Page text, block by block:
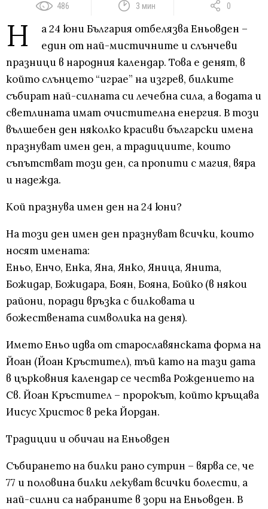
486 3 мин 0
Н
а 24 юни България отбелязва Еньовден –
един от най-мистичните и слънчеви
празници в народния календар. Това е денят, в
който слънцето “играе” на изгрев, билките
събират най-силната си лечебна сила, а водата и
светлината имат очистителна енергия. В този
вълшебен ден няколко красиви български имена
празнуват имен ден, а традициите, които
съпътстват този ден, са пропити с магия, вяра
и надежда.
Кой празнува имен ден на 24 юни?
На този ден имен ден празнуват всички, които
носят имената:
Еньо, Енчо, Енка, Яна, Янко, Яница, Янита,
Божидар, Божидара, Боян, Бояна, Бойко (в някои
райони, поради връзка с билковата и
божествената символика на деня).
Името Еньо идва от старославянската форма на
Йоан (Йоан Кръстител), тъй като на тази дата
в църковния календар се чества Рождението на
Св. Йоан Кръстител – пророкът, който кръщава
Иисус Христос в река Йордан.
Традиции и обичаи на Еньовден
Събирането на билки рано сутрин – вярва се, че
77 и половина билки лекуват всички болести, а
най-силни са набраните в зори на Еньовден. В